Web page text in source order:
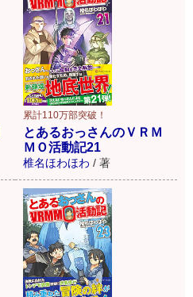
累計110万部突破！
とあるおっさんのＶＲＭ
ＭＯ活動記21
椎名ほわほわ / 著